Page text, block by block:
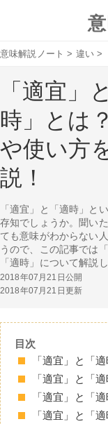
意味解説ノート > 違い>
「適宜」
時」とは
や使い方
説！
「適宜」と「適時」と
存知でしょうか。聞い
ても意味がわからない
うので、この記事では
「適時」について解説し
2018年07月21日公開
2018年07月21日更新
目次
「適宜」と「適
「適宜」と「
「適宜」と「
「適宜」と「